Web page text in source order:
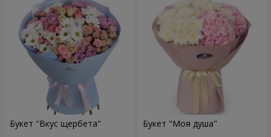
Букет "Вкус щербета" Букет "Моя душа"